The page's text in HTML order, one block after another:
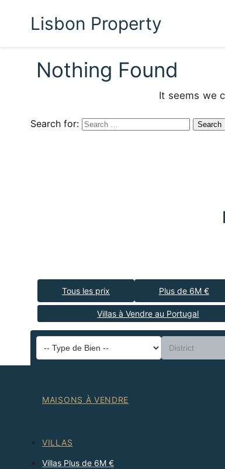
Lisbon Property
Nothing Found
It seems we
Search for:
Tous les prix Plus de 6M €
Villas à Vendre au Portugal
MAISONS À VENDRE
VILLAS
Villas Plus de 6M €